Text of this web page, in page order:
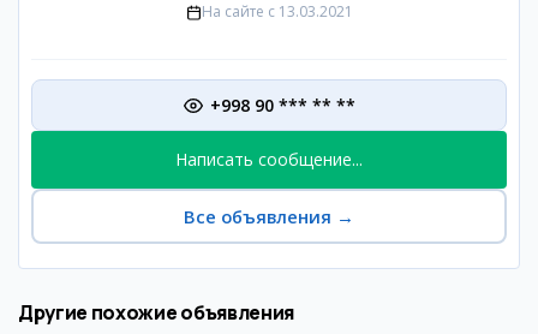
На сайте с 13.03.2021
+998 90 *** ** **
Написать сообщение...
Все объявления →
Другие похожие объявления